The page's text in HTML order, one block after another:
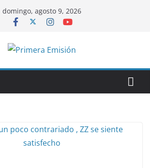
domingo, agosto 9, 2026